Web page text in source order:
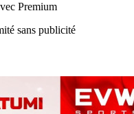
Premium
sans publicité